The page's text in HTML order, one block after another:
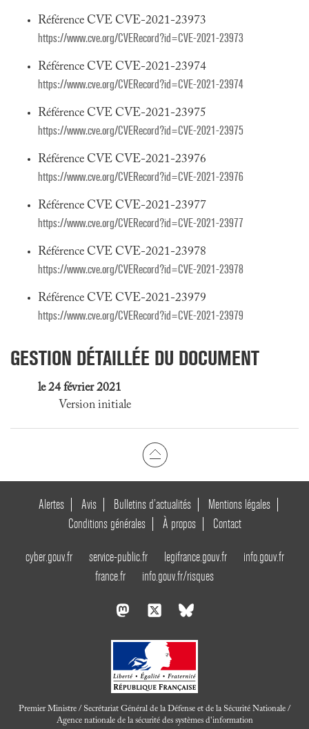
Référence CVE CVE-2021-23973
https://www.cve.org/CVERecord?id=CVE-2021-23973
Référence CVE CVE-2021-23974
https://www.cve.org/CVERecord?id=CVE-2021-23974
Référence CVE CVE-2021-23975
https://www.cve.org/CVERecord?id=CVE-2021-23975
Référence CVE CVE-2021-23976
https://www.cve.org/CVERecord?id=CVE-2021-23976
Référence CVE CVE-2021-23977
https://www.cve.org/CVERecord?id=CVE-2021-23977
Référence CVE CVE-2021-23978
https://www.cve.org/CVERecord?id=CVE-2021-23978
Référence CVE CVE-2021-23979
https://www.cve.org/CVERecord?id=CVE-2021-23979
GESTION DÉTAILLÉE DU DOCUMENT
le 24 février 2021
Version initiale
Alertes Avis Bulletins d’actualités
Mentions légales
Conditions générales
À propos Contact
cyber.gouv.fr service-public.fr legifrance.gouv.fr
info.gouv.fr
france.fr
info.gouv.fr/risques
Premier Ministre / Secrétariat Général de la Défense et de la Sécurité Nationale /
Agence nationale de la sécurité des systèmes d'information